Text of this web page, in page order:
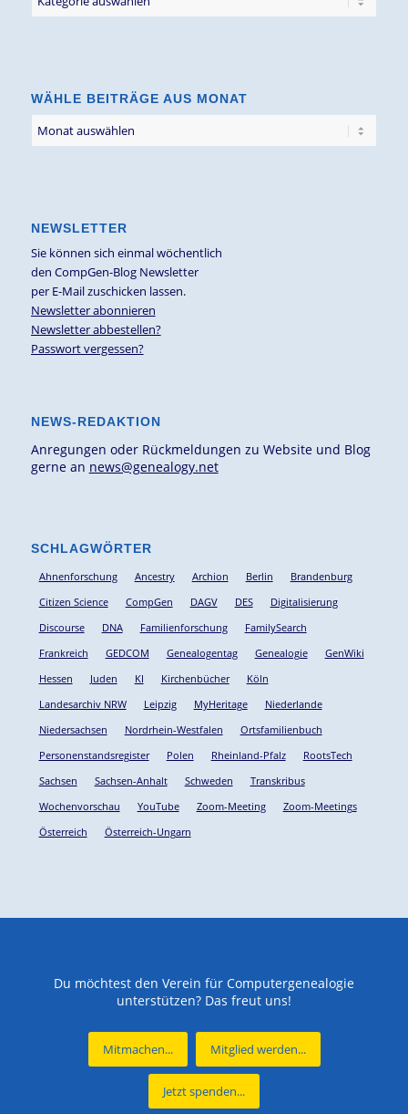
Blogbeiträge
WÄHLE BEITRÄGE AUS MONAT
NEWSLETTER
Sie können sich einmal wöchentlich
den CompGen-Blog Newsletter
per E-Mail zuschicken lassen.
Newsletter abonnieren
Newsletter abbestellen?
Passwort vergessen?
NEWS-REDAKTION
Anregungen oder Rückmeldungen zu Website und Blog
gerne an news@genealogy.net
SCHLAGWÖRTER
Ahnenforschung Ancestry Archion Berlin
Brandenburg
Citizen Science
CompGen DAGV DES
Digitalisierung
Discourse
DNA Familienforschung
FamilySearch
Frankreich
GEDCOM Genealogentag Genealogie
GenWiki
Hessen
Juden KI Kirchenbücher
Köln
Landesarchiv NRW
Leipzig MyHeritage
Niederlande
Niedersachsen
Nordrhein-Westfalen
Ortsfamilienbuch
Personenstandsregister
Polen Rheinland-Pfalz
RootsTech
Sachsen
Sachsen-Anhalt Schweden
Transkribus
Wochenvorschau
YouTube Zoom-Meeting
Zoom-Meetings
Österreich
Österreich-Ungarn
Du möchtest den Verein für Computergenealogie
unterstützen? Das freut uns!
Mitmachen... Mitglied werden...
Jetzt spenden...